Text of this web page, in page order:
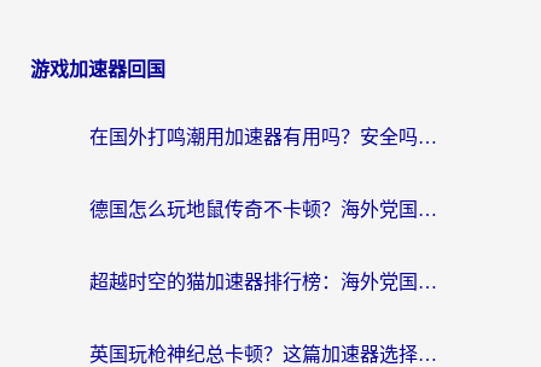
游戏加速器回国
在国外打鸣潮用加速器有用吗？安全吗？海外玩家国服游戏加速全指南
德国怎么玩地鼠传奇不卡顿？海外党国服游戏加速全攻略（含战双EVE实用指南）
超越时空的猫加速器排行榜：海外党国服游戏不卡顿的终极选择指南
英国玩枪神纪总卡顿？这篇加速器选择指南帮你告别延迟（附实测推荐）